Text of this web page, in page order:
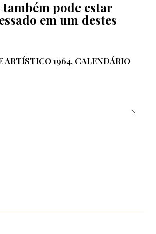
também pode estar
em um destes
ARTÍSTICO 1964, CALENDÁRIO